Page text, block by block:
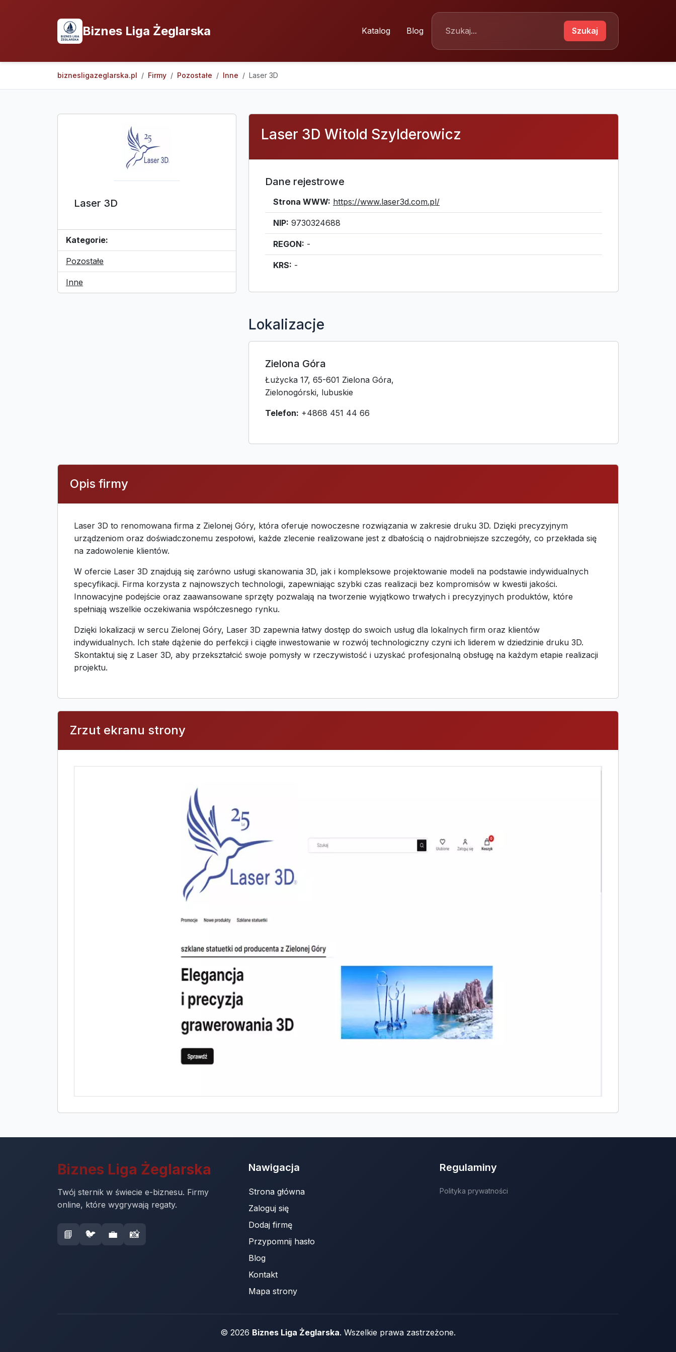
Biznes Liga Żeglarska Katalog Blog Szukaj
biznesligazeglarska.pl Firmy Pozostałe Inne Laser 3D
Laser 3D
Kategorie:
Pozostałe
Inne
Laser 3D Witold Szylderowicz
Dane rejestrowe
Strona WWW: https://www.laser3d.com.pl/
NIP: 9730324688
REGON: -
KRS: -
Lokalizacje
Zielona Góra
Łużycka 17, 65-601 Zielona Góra,
Zielonogórski, lubuskie
Telefon: +4868 451 44 66
Opis firmy
Laser 3D to renomowana firma z Zielonej Góry, która oferuje nowoczesne rozwiązania w zakresie druku 3D. Dzięki precyzyjnym
urządzeniom oraz doświadczonemu zespołowi, każde zlecenie realizowane jest z dbałością o najdrobniejsze szczegóły, co przekłada się
na zadowolenie klientów.
W ofercie Laser 3D znajdują się zarówno usługi skanowania 3D, jak i kompleksowe projektowanie modeli na podstawie indywidualnych
specyfikacji. Firma korzysta z najnowszych technologii, zapewniając szybki czas realizacji bez kompromisów w kwestii jakości.
Innowacyjne podejście oraz zaawansowane sprzęty pozwalają na tworzenie wyjątkowo trwałych i precyzyjnych produktów, które
spełniają wszelkie oczekiwania współczesnego rynku.
Dzięki lokalizacji w sercu Zielonej Góry, Laser 3D zapewnia łatwy dostęp do swoich usług dla lokalnych firm oraz klientów
indywidualnych. Ich stałe dążenie do perfekcji i ciągłe inwestowanie w rozwój technologiczny czyni ich liderem w dziedzinie druku 3D.
Skontaktuj się z Laser 3D, aby przekształcić swoje pomysły w rzeczywistość i uzyskać profesjonalną obsługę na każdym etapie realizacji
projektu.
Zrzut ekranu strony
Biznes Liga Żeglarska
Twój sternik w świecie e-biznesu. Firmy
online, które wygrywają regaty.
📘 🐦 💼 📸
Nawigacja
Strona główna
Zaloguj się
Dodaj firmę
Przypomnij hasło
Blog
Kontakt
Mapa strony
Regulaminy
Polityka prywatności
© 2026 Biznes Liga Żeglarska. Wszelkie prawa zastrzeżone.